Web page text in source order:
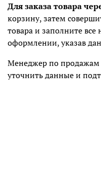
Для заказа товара
корзину, затем
товара и заполните
оформлении, указав
Менеджер по продажам
уточнить данные и